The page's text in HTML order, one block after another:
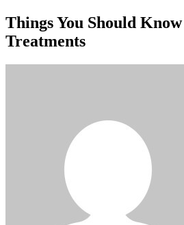
Zum
Inhalt
wechseln
Things You Should
Treatments